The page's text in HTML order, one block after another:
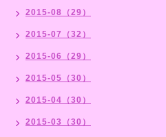
2015-08（29）
2015-07（32）
2015-06（29）
2015-05（30）
2015-04（30）
2015-03（30）